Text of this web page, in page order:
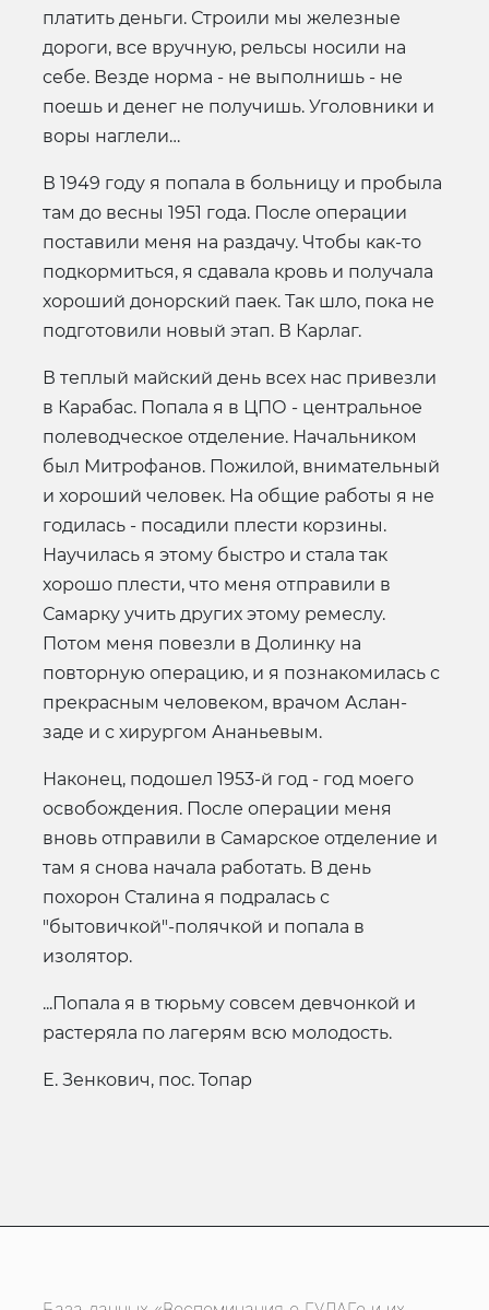
платить деньги. Строили мы железные
дороги, все вручную, рельсы носили на
себе. Везде норма - не выполнишь - не
поешь и денег не получишь. Уголовники и
воры наглели…
В 1949 году я попала в больницу и пробыла
там до весны 1951 года. После операции
поставили меня на раздачу. Чтобы как-то
подкормиться, я сдавала кровь и получала
хороший донорский паек. Так шло, пока не
подготовили новый этап. В Карлаг.
В теплый майский день всех нас привезли
в Карабас. Попала я в ЦПО - центральное
полеводческое отделение. Начальником
был Митрофанов. Пожилой, внимательный
и хороший человек. На общие работы я не
годилась - посадили плести корзины.
Научилась я этому быстро и стала так
хорошо плести, что меня отправили в
Самарку учить других этому ремеслу.
Потом меня повезли в Долинку на
повторную операцию, и я познакомилась с
прекрасным человеком, врачом Аслан-
заде и с хирургом Ананьевым.
Наконец, подошел 1953-й год - год моего
освобождения. После операции меня
вновь отправили в Самарское отделение и
там я снова начала работать. В день
похорон Сталина я подралась с
"бытовичкой"-полячкой и попала в
изолятор.
...Попала я в тюрьму совсем девчонкой и
растеряла по лагерям всю молодость.
Е. Зенкович, пос. Топар